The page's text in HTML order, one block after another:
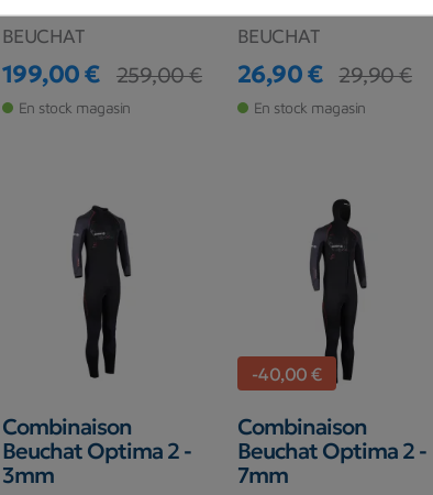
BEUCHAT
Prix
199,00 €
Prix de base
259,00 €
En stock magasin
BEUCHAT
Prix
26,90 €
Prix de base
29,90 €
En stock magasin
Combinaison
Beuchat Optima 2 -
3mm
-40,00 €
Combinaison
Beuchat Optima 2 -
7mm